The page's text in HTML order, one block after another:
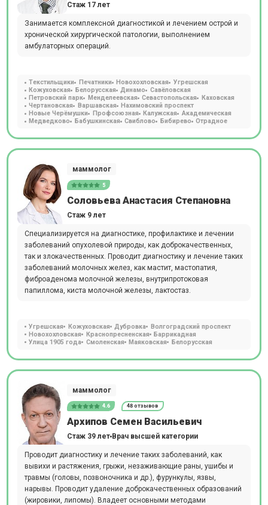
Стаж 17 лет
Занимается комплексной диагностикой и лечением острой и
хронической хирургической патологии, выполнением
амбулаторных операций.
Текстильщики Печатники Новохохловская
Угрешская
Кожуховская
Белорусская Динамо
Савёловская
Петровский парк
Менделеевская Севастопольская
Каховская
Чертановская
Варшавская
Нахимовский проспект
Новые Черёмушки
Профсоюзная Калужская
Академическая
Медведково
Бабушкинская Свиблово Бибирево Отрадное
маммолог
5
Соловьева Анастасия Степановна
Стаж 9 лет
Специализируется на диагностике, профилактике и лечении
заболеваний опухолевой природы, как доброкачественных,
так и злокачественных. Проводит диагностику и лечение таких
заболеваний молочных желез, как мастит, мастопатия,
фиброаденома молочной железы, внутрипротоковая
папиллома, киста молочной железы, лактостаз.
Угрешская Кожуховская Дубровка
Волгоградский проспект
Новохохловская
Краснопресненская
Баррикадная
Улица 1905 года
Смоленская Маяковская Белорусская
маммолог
4.6 48 отзывов
Архипов Семен Васильевич
Стаж 39 лет Врач высшей категории
Проводит диагностику и лечение таких заболеваний, как
вывихи и растяжения, грыжи, незаживающие раны, ушибы и
травмы (головы, позвоночника и др.), фурункулы, язвы,
нарывы. Проводит удаление доброкачественных образований
(жировики, липомы). Владеет основными методами